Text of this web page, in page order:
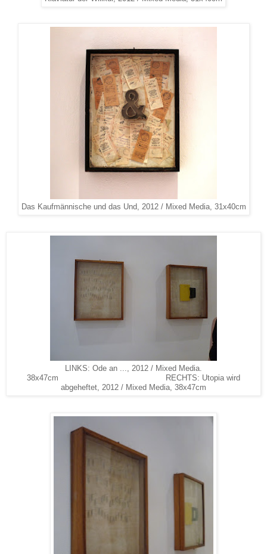
Das Kaufmännische und das Und, 2012 / Mixed Media, 31x40cm
LINKS: Ode an ..., 2012 / Mixed Media.
38x47cm RECHTS: Utopia wird
abgeheftet, 2012 / Mixed Media, 38x47cm